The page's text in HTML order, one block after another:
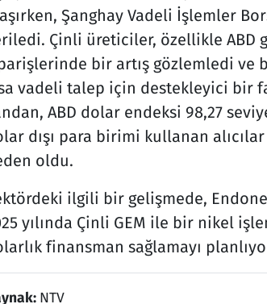
Şanghay Vadeli İşlemler
Çinli üreticiler, özellikle ABD
bir artış gözlemledi ve
vadeli talep için destekleyici bir
ABD dolar endeksi 98,27
dışı para birimi kullanan
oldu.
ilgili bir gelişmede,
yılında Çinli GEM ile bir nikel
finansman sağlamayı
NTV